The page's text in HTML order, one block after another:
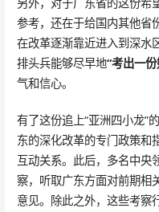
参考，还在于给国内其他省
在改革逐渐靠近进入到深水
排头兵能够尽早地“考出一
气和信心。
有了这份追上“亚洲四小龙”
东的深化改革的专门政策和
互动关系。此后，多名中央
察，听取广东方面对前期相
意见。除此之外，这些考察